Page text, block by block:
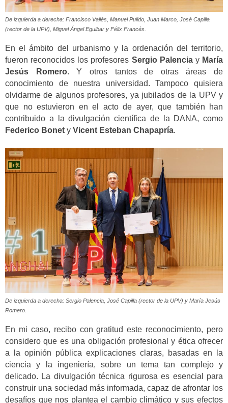
De izquierda a derecha: Francisco Vallés, Manuel Pulido, Juan Marco, José Capilla
(rector de la UPV), Miguel Ángel Eguibar y Félix Francés.
En el ámbito del urbanismo y la ordenación del territorio,
fueron reconocidos los profesores Sergio Palenciay María
Jesús Romero. Y otros tantos de otras áreas de
conocimiento de nuestra universidad. Tampoco quisiera
olvidarme de algunos profesores, ya jubilados de la UPV y
que no estuvieron en el acto de ayer, que también han
contribuido a la divulgación científica de la DANA, como
Federico Bonet y Vicent Esteban Chapapría.
De izquierda a derecha: Sergio Palencia, José Capilla (rector de la UPV) y María Jesús
Romero.
En mi caso, recibo con gratitud este reconocimiento, pero
considero que es una obligación profesional y ética ofrecer
a la opinión pública explicaciones claras, basadas en la
ciencia y la ingeniería, sobre un tema tan complejo y
delicado. La divulgación técnica rigurosa es esencial para
construir una sociedad más informada, capaz de afrontar los
desafíos que nos plantea el cambio climático y sus efectos